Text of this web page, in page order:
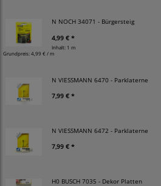
N NOCH 34071 - Bürgersteig
4,99 € *
Inhalt: 1 m
Grundpreis:4,99 € / m
N VIESSMANN 6470 - Parklaterne
7,99 € *
N VIESSMANN 6472 - Parklaterne
7,99 € *
H0 BUSCH 7035 - Dekor Platten